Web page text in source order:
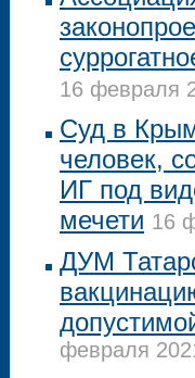
16 февраля
Суд в
человек,
ИГ под
мечети 16
ДУМ
февраля